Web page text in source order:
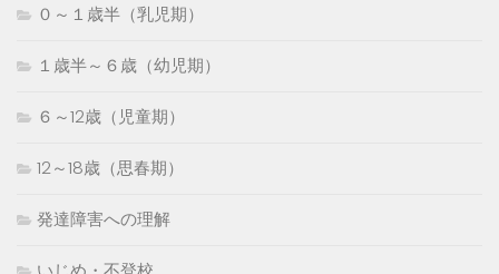
０～１歳半（乳児期）
１歳半～６歳（幼児期）
６～12歳（児童期）
12～18歳（思春期）
発達障害への理解